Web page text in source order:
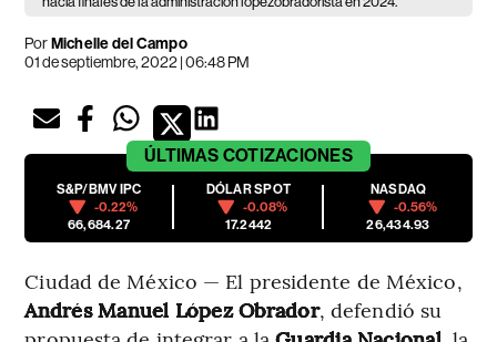
PorMichelle del Campo
01 de septiembre, 2022 | 06:48 PM
ÚLTIMAS COTIZACIONES
S&P/BMV IPC
-0.22%
66,684.27
DÓLAR SPOT
-0.08%
17.2442
NASDAQ
-0.56%
26,434.93
Ciudad de México — El presidente de México,
Andrés Manuel López Obrador, defendió su